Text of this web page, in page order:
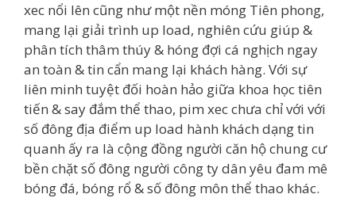
xec nổi lên cũng như một nền móng Tiên phong,
mang lại giải trình up load, nghiên cứu giúp &
phân tích thâm thúy & hóng đợi cá nghịch ngay
an toàn & tin cẩn mang lại khách hàng. Với sự
liên minh tuyệt đối hoàn hảo giữa khoa học tiên
tiến & say đắm thể thao, pim xec chưa chỉ với với
số đông địa điểm up load hành khách dạng tin
quanh ấy ra là cộng đồng người căn hộ chung cư
bền chặt số đông người công ty dân yêu đam mê
bóng đá, bóng rổ & số đông môn thể thao khác.